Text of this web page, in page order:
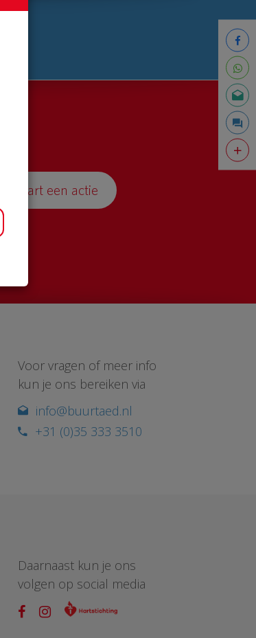
Start een actie
Voor vragen of meer info
kun je ons bereiken via
info@buurtaed.nl
+31 (0)35 333 3510
Daarnaast kun je ons
volgen op social media